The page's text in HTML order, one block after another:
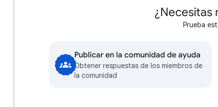
¿Necesitas
Prueba
Publicar en la comunidad de ayuda
Obtener respuestas de los miembros de
la comunidad